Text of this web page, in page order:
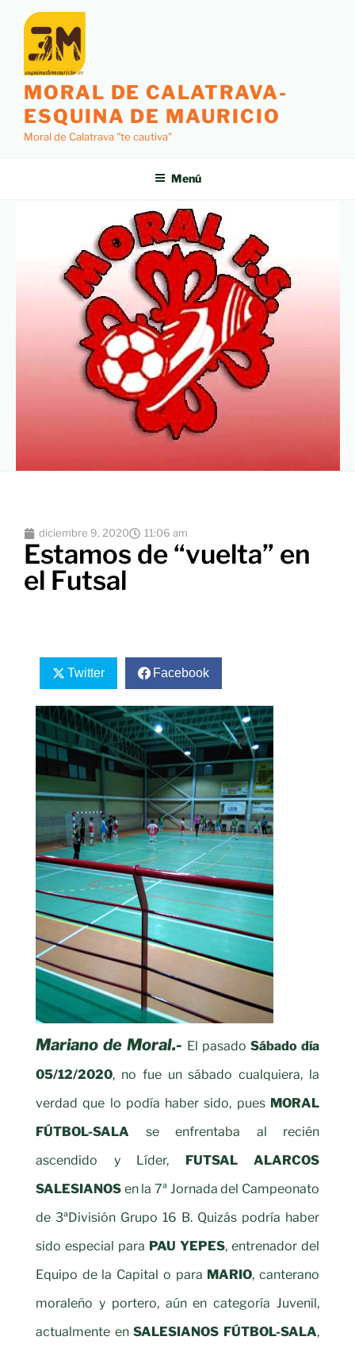
MORAL DE CALATRAVA-
ESQUINA DE MAURICIO
Moral de Calatrava "te cautiva"
Menú
diciembre 9, 2020 11:06 am
Estamos de “vuelta” en
el Futsal
Twitter Facebook
Mariano de Moral.- El pasado Sábado día
05/12/2020, no fue un sábado cualquiera, la
verdad que lo podía haber sido, pues MORAL
FÚTBOL-SALA se enfrentaba al recién
ascendido y Líder, FUTSAL ALARCOS
SALESIANOS en la 7ª Jornada del Campeonato
de 3ªDivisión Grupo 16 B. Quizás podría haber
sido especial para PAU YEPES, entrenador del
Equipo de la Capital o para MARIO, canterano
moraleño y portero, aún en categoría Juvenil,
actualmente enSALESIANOS FÚTBOL-SALA,